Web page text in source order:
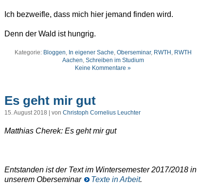
Ich bezweifle, dass mich hier jemand finden wird.
Denn der Wald ist hungrig.
Kategorie: Bloggen In eigener Sache Oberseminar, RWTH RWTH
Aachen Schreiben im Studium
Keine Kommentare »
Es geht mir gut
15. August 2018 | von Christoph Cornelius Leuchter
Matthias Cherek: Es geht mir gut
Entstanden ist der Text im Wintersemester 2017/2018 in
unserem Oberseminar
Texte in Arbeit.